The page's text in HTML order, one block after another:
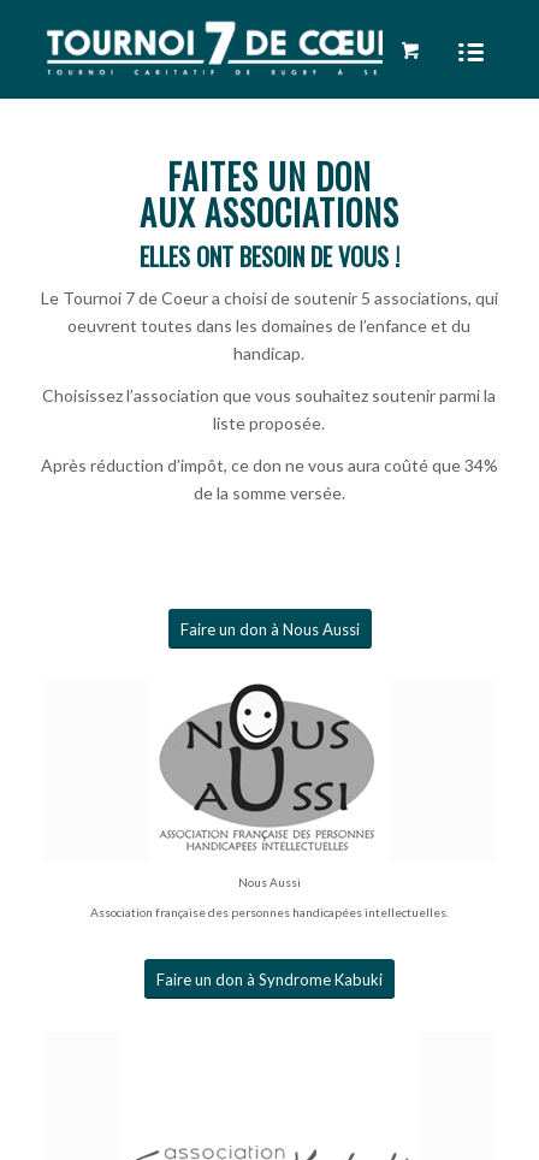
FAITES UN DON
AUX ASSOCIATIONS
ELLES ONT BESOIN DE VOUS !
Le Tournoi 7 de Coeur a choisi de soutenir 5 associations, qui
oeuvrent toutes dans les domaines de l’enfance et du
handicap.
Choisissez l’association que vous souhaitez soutenir parmi la
liste proposée.
Après réduction d’impôt, ce don ne vous aura coûté que 34%
de la somme versée.
Faire un don à Nous Aussi
Nous Aussi
Association française des personnes handicapées intellectuelles.
Faire un don à Syndrome Kabuki